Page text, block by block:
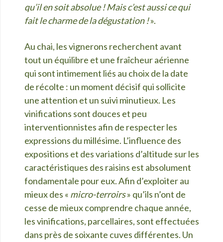
qu’il en soit absolue ! Mais c’est aussi ce qui
fait le charme de la dégustation !».
Au chai, les vignerons recherchent avant
tout un équilibre et une fraîcheur aérienne
qui sont intimement liés au choix de la date
de récolte : un moment décisif qui sollicite
une attention et un suivi minutieux. Les
vinifications sont douces et peu
interventionnistes afin de respecter les
expressions du millésime. L’influence des
expositions et des variations d’altitude sur les
caractéristiques des raisins est absolument
fondamentale pour eux. Afin d’exploiter au
mieux des « micro-terroirs» qu’ils n’ont de
cesse de mieux comprendre chaque année,
les vinifications, parcellaires, sont effectuées
dans près de soixante cuves différentes. Un